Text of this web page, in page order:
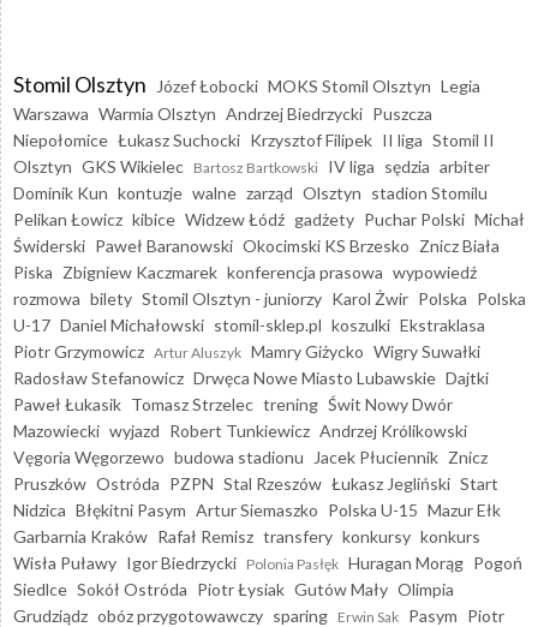
Stomil Olsztyn Józef Łobocki MOKS Stomil Olsztyn Legia
Warszawa Warmia Olsztyn Andrzej Biedrzycki Puszcza
Niepołomice Łukasz Suchocki Krzysztof Filipek II liga Stomil II
Olsztyn GKS Wikielec Bartosz Bartkowski IV liga sędzia arbiter
Dominik Kun kontuzje walne zarząd Olsztyn stadion Stomilu
Pelikan Łowicz kibice Widzew Łódź gadżety Puchar Polski Michał
Świderski Paweł Baranowski Okocimski KS Brzesko Znicz Biała
Piska Zbigniew Kaczmarek konferencja prasowa wypowiedź
rozmowa bilety Stomil Olsztyn - juniorzy Karol Żwir Polska Polska
U-17 Daniel Michałowski stomil-sklep.pl koszulki Ekstraklasa
Piotr Grzymowicz Artur Aluszyk Mamry Giżycko Wigry Suwałki
Radosław Stefanowicz Drwęca Nowe Miasto Lubawskie Dajtki
Paweł Łukasik Tomasz Strzelec trening Świt Nowy Dwór
Mazowiecki wyjazd Robert Tunkiewicz Andrzej Królikowski
Vęgoria Węgorzewo budowa stadionu Jacek Płuciennik Znicz
Pruszków Ostróda PZPN Stal Rzeszów Łukasz Jegliński Start
Nidzica Błękitni Pasym Artur Siemaszko Polska U-15 Mazur Ełk
Garbarnia Kraków Rafał Remisz transfery konkursy konkurs
Wisła Puławy Igor Biedrzycki Polonia Pasłęk Huragan Morąg Pogoń
Siedlce Sokół Ostróda Piotr Łysiak Gutów Mały Olimpia
Grudziądz obóz przygotowawczy sparing Erwin Sak Pasym Piotr